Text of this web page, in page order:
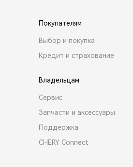
Покупателям
Выбор и покупка
Кредит и страхование
Владельцам
Сервис
Запчасти и аксессуары
Поддержка
CHERY Connect